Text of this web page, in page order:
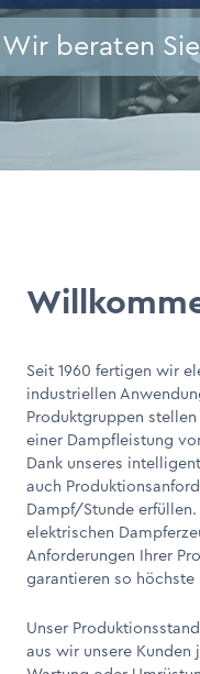
Wir beraten
Seit 1960 fertigen wir
industriellen
Produktgruppen
einer Dampfleistung
Dank unseres
auch
Dampf/Stunde
elektrischen
Anforderungen Ihrer
garantieren so höchste
Unser
aus wir unsere